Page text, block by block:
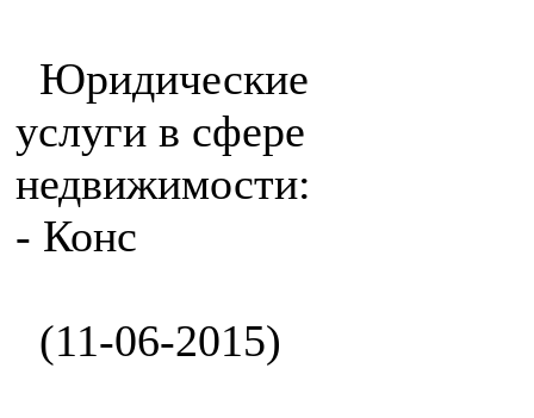
Юридические
услуги в сфере
недвижимости:
- Конс
(11-06-2015)